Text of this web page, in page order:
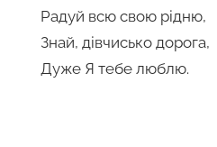
Радуй всю свою рідню,
Знай, дівчисько дорога,
Дуже Я тебе люблю.